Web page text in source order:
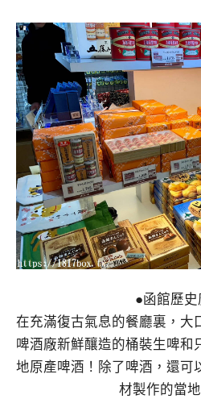
●函館歷史
在充滿復古氣息的餐廳裏，大
啤酒廠新鮮釀造的桶裝生啤和
地原產啤酒！除了啤酒，還可
材製作的當